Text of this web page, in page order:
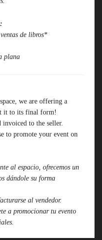
de libros*
plana
we are offering a
it to its final form!
to the seller.
to promote your event on
al espacio, ofrecemos un
dándole su forma
al vendedor.
a promocionar tu evento